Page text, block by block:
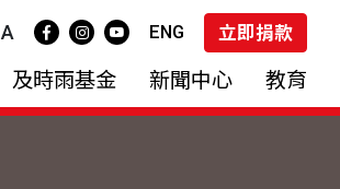
A ENG 立即捐款
及時雨基金 新聞中心 教育